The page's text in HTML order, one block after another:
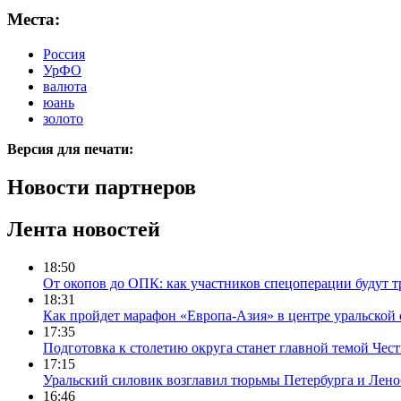
Места:
Россия
УрФО
валюта
юань
золото
Версия для печати:
Новости партнеров
Лента новостей
18:50
От окопов до ОПК: как участников спецоперации будут
18:31
Как пройдет марафон «Европа-Азия» в центре уральской
17:35
Подготовка к столетию округа станет главной темой
17:15
Уральский силовик возглавил тюрьмы Петербурга и
16:46